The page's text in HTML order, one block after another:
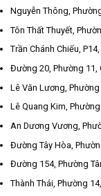
Nguyễn Thông,
Tôn Thất Thuyết,
Trần Chánh Chiếu,
Đường 20, Phường 11,
Lê Văn Lương,
Lê Quang Kim,
An Dương Vương,
Đường Tây Hòa,
Đường 154, Phường
Thành Thái, Phường